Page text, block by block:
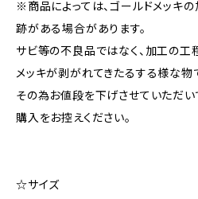
※商品によっては、ゴールドメッキ
跡がある場合があります。
サビ等の不良品ではなく、加工の工
メッキが剥がれてきたるする様な物
その為お値段を下げさせていただい
購入をお控えください。
☆サイズ